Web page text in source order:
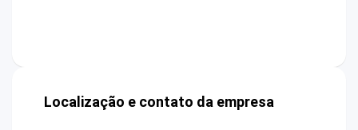
Localização e contato da empresa